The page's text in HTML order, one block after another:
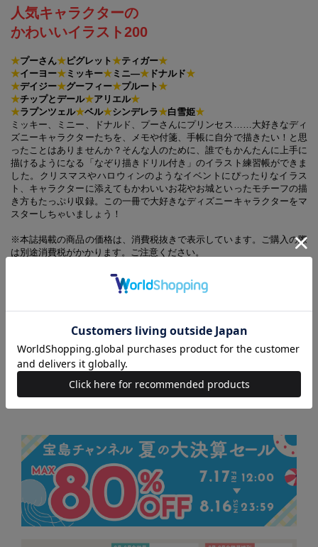
人気キャラクターの
かわいいイラスト200
★プーさん★ピグレット ★ティガー★
★イーヨー★ ミッキー★ ミニ―★ ドナルド★
★デイジー★グーフィー★プルート ★
★チップとデール★アリエル★
★ラプンツェル★ベル★シンデレラ★白雪姫★
ミッキー、ミニー、ドナルド、プーさんにプリンセス……大好きなディ
ズニーキャラクターたちを、メモや付箋、手帳に自分で描きたい！と思
ったことはありませんか？そんな人のために、誰でもかんたんに上手に
描けるようになる「なぞり描きドリル付き」のイラスト練習帳ができま
した。クリスマスやハロウィンのようなイベントにぴったりなイラス
ト、キャラクターに添えてもかわいいお花やお城といったモチーフの描
き方もたっぷり収録。この一冊で大好きなディズニーキャラクターをマ
スターしちゃいましょう！
※本誌掲載の商品の価格は、消費税抜きで表示しています。ご購入の際
は別途消費税がかかります。ご注意ください。
す。本誌発売後、仕様や価格が変更になる場合があります。あらかじめ
ご了承ください。また、品切れ・欠品や廃番の際はご容赦ください。
. Based on the “Winnie the Pooh” works by A.A. Milne and E.H. Shepard.